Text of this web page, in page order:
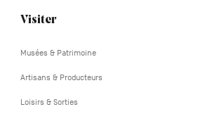
Navigation
Visiter
Musées & Patrimoine
Artisans & Producteurs
Loisirs & Sorties